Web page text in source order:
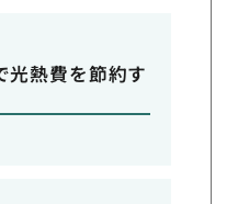
光熱費を節約す